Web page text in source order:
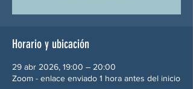
Horario y ubicación
29 abr 2026, 19:00 – 20:00
Zoom - enlace enviado 1 hora antes del inicio